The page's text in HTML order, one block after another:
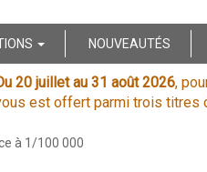
NOUVEAUTÉS
20 juillet au 31 août 2026,
est offert parmi trois titres
à 1/100 000